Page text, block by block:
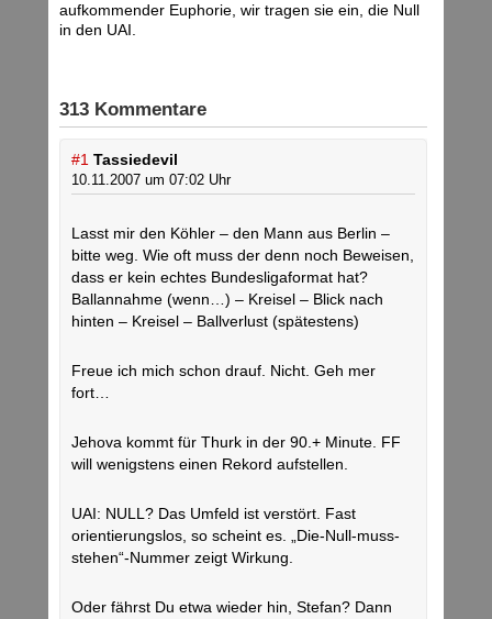
aufkommender Euphorie, wir tragen sie ein, die Null
in den UAI.
313 Kommentare
#1 Tassiedevil
10.11.2007 um 07:02 Uhr
Lasst mir den Köhler – den Mann aus Berlin –
bitte weg. Wie oft muss der denn noch Beweisen,
dass er kein echtes Bundesligaformat hat?
Ballannahme (wenn…) – Kreisel – Blick nach
hinten – Kreisel – Ballverlust (spätestens)
Freue ich mich schon drauf. Nicht. Geh mer
fort…
Jehova kommt für Thurk in der 90.+ Minute. FF
will wenigstens einen Rekord aufstellen.
UAI: NULL? Das Umfeld ist verstört. Fast
orientierungslos, so scheint es. „Die-Null-muss-
stehen“-Nummer zeigt Wirkung.
Oder fährst Du etwa wieder hin, Stefan? Dann